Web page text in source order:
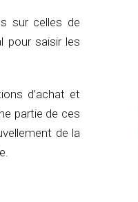
sur celles de
pour saisir les
d’achat et
partie de ces
de la